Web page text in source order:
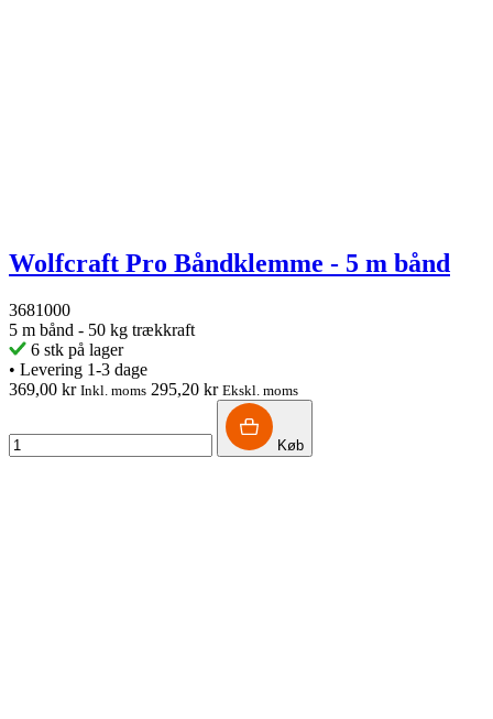
Wolfcraft Pro Båndklemme - 5 m bånd
3681000
5 m bånd - 50 kg trækkraft
6 stk på lager
• Levering 1-3 dage
369,00 kr Inkl. moms 295,20 kr Ekskl. moms
Køb